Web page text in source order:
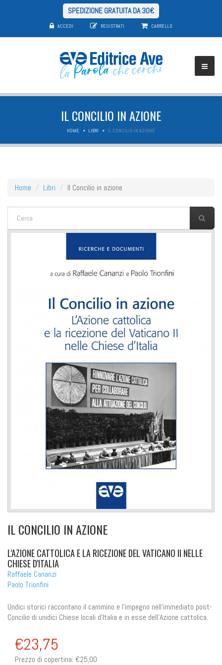
SPEDIZIONE GRATUITA DA 30€
ACCEDI REGISTRATI CARRELLO
IL CONCILIO IN AZIONE
HOME LIBRI IL CONCILIO IN AZIONE
Home Libri Il Concilio in azione
FORM DI RICERCA
IL CONCILIO IN AZIONE
L'AZIONE CATTOLICA E LA RICEZIONE DEL VATICANO II NELLE
CHIESE D'ITALIA
Raffaele Cananzi
Paolo Trionfini
Undici storici raccontano il cammino e l'impegno nell'immediato post-
Concilio di unidici Chiese locali d'Italia e in esse dell'Azione cattolica.
€23,75
Prezzo di copertina: €25,00